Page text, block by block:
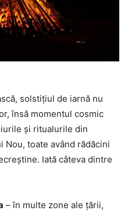
solstițiul de iarnă nu
însă momentul cosmic
și ritualurile din
Nou, toate având rădăcini
Iată câteva dintre
– în multe zone ale țării,